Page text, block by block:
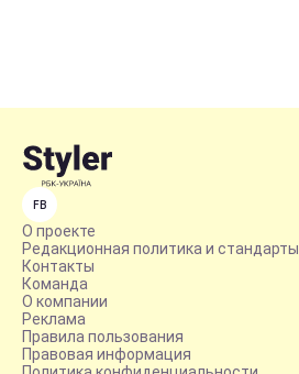
FB
О проекте
Редакционная политика и стандарты
Контакты
Команда
О компании
Реклама
Правила пользования
Правовая информация